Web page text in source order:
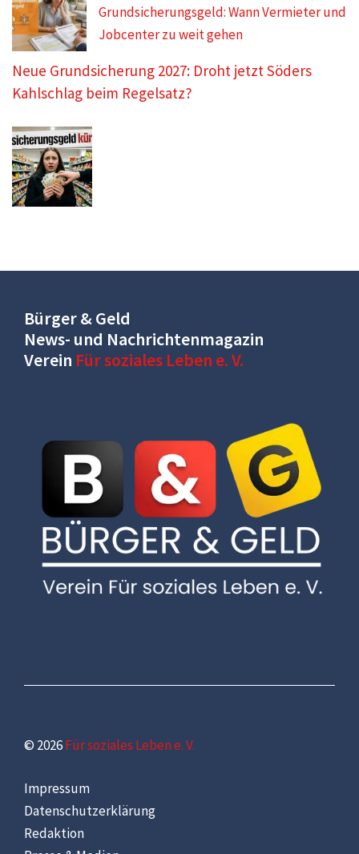
Grundsicherungsgeld: Wann Vermieter und
Jobcenter zu weit gehen
Neue Grundsicherung 2027: Droht jetzt Söders
Kahlschlag beim Regelsatz?
Bürger & Geld
News- und Nachrichtenmagazin
Verein Für soziales Leben e. V.
© 2026Für soziales Leben e. V.
Impressum
Datenschutzerklärung
Redaktion